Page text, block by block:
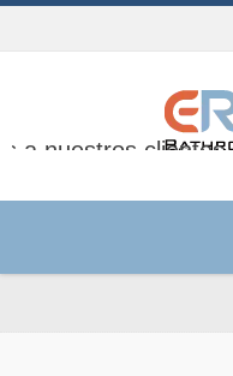
a nuestros clientes.